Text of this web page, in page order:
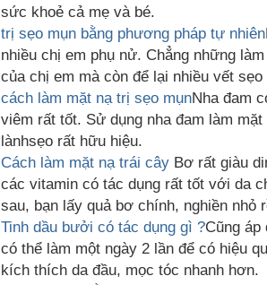
sức khoẻ cả mẹ và bé.
trị sẹo mụn bằng phương pháp tự nhiên
nhiều chị em phụ nử. Chẳng những
của chị em mà còn để lại nhiều vết
cách làm mặt nạ trị sẹo mụnNha đam
viêm rất tốt. Sử dụng nha đam làm
lànhsẹo rất hữu hiệu.
Cách làm mặt nạ trái cây Bơ rất giàu
các vitamin có tác dụng rất tốt với da
sau, bạn lấy quả bơ chính, nghiền nhỏ
Tinh dầu bưởi có tác dụng gì ?Cũng áp
có thể làm một ngày 2 lần để có hiệu
kích thích da đầu, mọc tóc nhanh hơn.